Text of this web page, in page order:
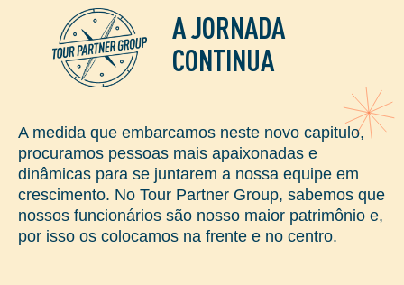
A JORNADA
CONTINUA
A medida que embarcamos neste novo capitulo,
procuramos pessoas mais apaixonadas e
dinâmicas para se juntarem a nossa equipe em
crescimento. No Tour Partner Group, sabemos que
nossos funcionários são nosso maior patrimônio e,
por isso os colocamos na frente e no centro.